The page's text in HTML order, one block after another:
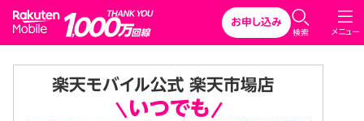
Rakuten Mobile
メニュー
検索
お申し込み